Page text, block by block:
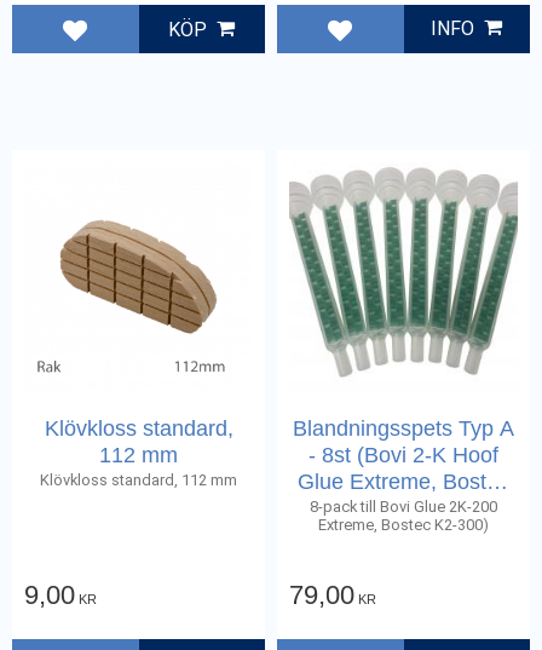
Lägg till i favoriter
KÖP
Lägg till i favoriter
INFO
Klövkloss standard,
112 mm
Klövkloss standard, 112 mm
9,00 KR
Blandningsspets Typ A
- 8st (Bovi 2-K Hoof
Glue Extreme, Bostec
K2-300)
8-pack till Bovi Glue 2K-200
Extreme, Bostec K2-300)
79,00 KR